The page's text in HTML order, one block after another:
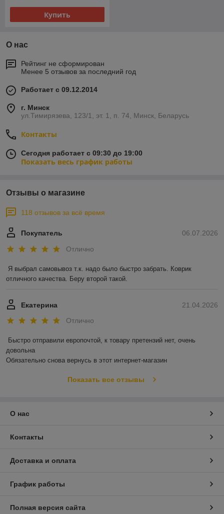
Купить
О нас
Рейтинг не сформирован
Менее 5 отзывов за последний год
Работает с 09.12.2014
г. Минск
ул.Тимирязева, 123/1, эт. 1, п. 74, Минск, Беларусь
Контакты
Сегодня работает с 09:30 до 19:00
Показать весь график работы
Отзывы о магазине
118 отзывов за всё время
06.07.2026
Покупатель
Отлично
Я выбрал самовывоз т.к. надо было быстро забрать. Коврик
отличного качества. Беру второй такой.
21.04.2026
Екатерина
Отлично
Быстро отправили европочтой, к товару претензий нет, очень
довольна
Обязательно снова вернусь в этот интернет-магазин
Показать все отзывы
О нас
Контакты
Доставка и оплата
График работы
Полная версия сайта